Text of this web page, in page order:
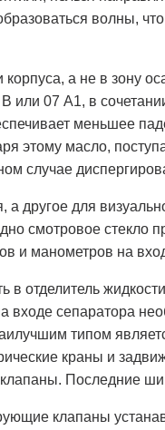
волны,
а не в зону
или 07 А1, в
меньшее
этому масло,
случае
другое для
смотровое стекло
и манометров на
в отделитель
входе сепаратора
типом
краны и
Последние
клапаны